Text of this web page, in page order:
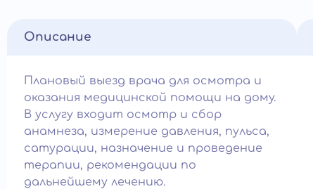
Описание
Плановый выезд врача для осмотра и
оказания медицинской помощи на дому.
В услугу входит осмотр и сбор
анамнеза, измерение давления, пульса,
сатурации, назначение и проведение
терапии, рекомендации по
дальнейшему лечению.